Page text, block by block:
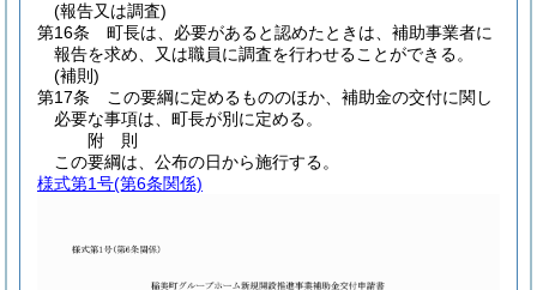
(報告又は調査)
第16条
町長は、必要があると認めたときは、補助事業者に
報告を求め、又は職員に調査を行わせることができる。
(補則)
第17条
この要綱に定めるもののほか、補助金の交付に関し
必要な事項は、町長が別に定める。
附 則
この要綱は、公布の日から施行する。
様式第1号(第6条関係)